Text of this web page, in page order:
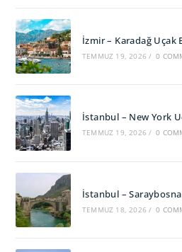
İzmir – Karadağ Uçak
TEMMUZ 19, 2026 / 0
İstanbul – New York
TEMMUZ 19, 2026 / 0
İstanbul –
TEMMUZ 18, 2026 / 0